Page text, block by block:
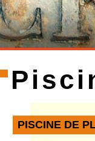
PISCINE DE